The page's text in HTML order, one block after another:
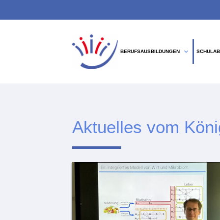
BERUFSAUSBILDUNGEN expand_more
Suchbegriffe
Aktuelles vom